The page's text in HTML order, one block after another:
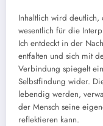
Inhaltlich wird deutlich,
wesentlich für die
Ich entdeckt in der
entfalten und sich mit
Verbindung spiegelt
Selbstfindung wider.
lebendig werden,
der Mensch seine
reflektieren kann.